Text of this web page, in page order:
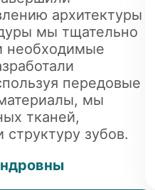
архитектуры
мы тщательно
необходимые
передовые
мы
тканей,
зубов.